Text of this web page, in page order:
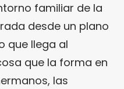
familiar de la
desde un plano
que llega al
que la forma en
las